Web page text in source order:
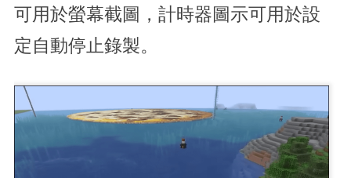
可用於螢幕截圖，計時器圖示可用於設
定自動停止錄製。